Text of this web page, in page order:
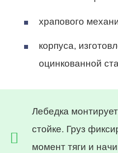
храпового
корпуса,
оцинкованной
Лебедка
стойке. Груз
момент тяги и